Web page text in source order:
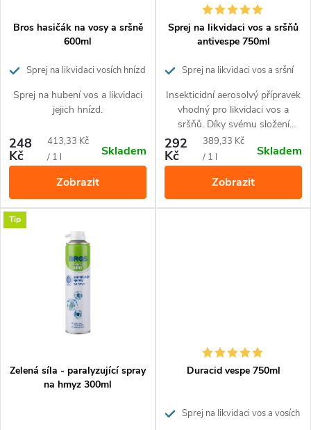
p
o
d
u
k
t
ů
p
r
o
d
u
k
t
Bros hasičák na vosy a sršně
600ml
Sprej na likvidaci vosích hnízd
Sprej na hubení vos a likvidaci
jejich hnízd.
248
Kč
Měrná
cena:
413,33 Kč
/ 1 l
Skladem
Zobrazit
Sprej na likvidaci vos a sršňů
antivespe 750ml
Sprej na likvidaci vos a sršní
Insekticidní aerosolvý přípravek
vhodný pro likvidaci vos a
sršňů. Díky svému složení
likviduje velmi dobře také celá
hnízda. Rychlý a dlouhodobý
účinek Antivespe spreje proti
vosám zajišťuje kombinace
insekticidních látek spolu se
synergistickou složkou zvyšující
292
Kč
Měrná
cena:
389,33 Kč
/ 1 l
Skladem
Zobrazit
Tip
Zelená síla - paralyzující spray
na hmyz 300ml
Duracid vespe 750ml
Sprej na likvidaci vos a vosích